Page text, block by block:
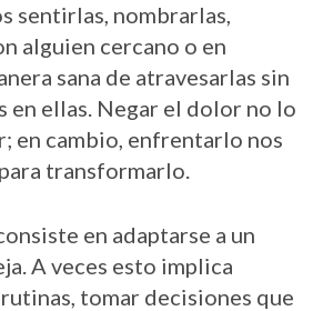
sentirlas, nombrarlas,
alguien cercano o en
sana de atravesarlas sin
en ellas. Negar el dolor no lo
en cambio, enfrentarlo nos
transformarlo.
en adaptarse a un
A veces esto implica
tomar decisiones que